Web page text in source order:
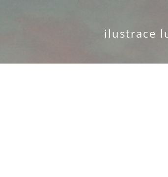
ilustrace